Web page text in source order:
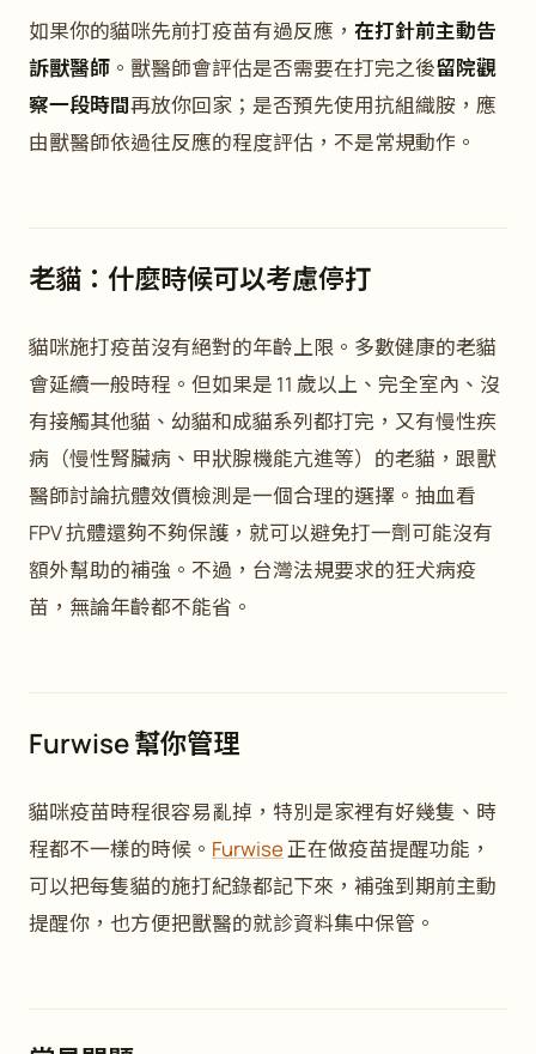
如果你的貓咪先前打疫苗有過反應， 在打針前主動告
訴獸醫師 。獸醫師會評估是否需要在打完之後留院觀
察一段時間再放你回家；是否預先使用抗組織胺，應
由獸醫師依過往反應的程度評估，不是常規動作。
老貓：什麼時候可以考慮停打
貓咪施打疫苗沒有絕對的年齡上限。多數健康的老貓
會延續一般時程。但如果是 11 歲以上、完全室內、沒
有接觸其他貓、幼貓和成貓系列都打完，又有慢性疾
病（慢性腎臟病、甲狀腺機能亢進等）的老貓，跟獸
醫師討論抗體效價檢測是一個合理的選擇。抽血看
FPV 抗體還夠不夠保護，就可以避免打一劑可能沒有
額外幫助的補強。不過，台灣法規要求的狂犬病疫
苗，無論年齡都不能省。
Furwise 幫你管理
貓咪疫苗時程很容易亂掉，特別是家裡有好幾隻、時
程都不一樣的時候。 Furwise正在做疫苗提醒功能，
可以把每隻貓的施打紀錄都記下來，補強到期前主動
提醒你，也方便把獸醫的就診資料集中保管。